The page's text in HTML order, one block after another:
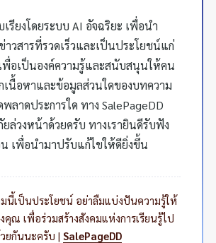
รียงโดยระบบ AI อัจฉริยะ เพื่อนำ
าวสารที่รวดเร็วและเป็นประโยชน์แก่
อเป็นองค์ความรู้และสนับสนุนให้คน
เนื้อหาและข้อมูลส่วนใดของบทความ
ลาดประการใด ทาง SalePageDD
ล่วงหน้าด้วยครับ ทางเรายินดีรับฟัง
เพื่อนำมาปรับแก้ไขให้ดียิ่งขึ้น
นี้เป็นประโยชน์ อย่าลืมแบ่งปันความรู้ให้
ณ เพื่อร่วมสร้างสังคมแห่งการเรียนรู้ไป
ยกันนะครับ | SalePageDD